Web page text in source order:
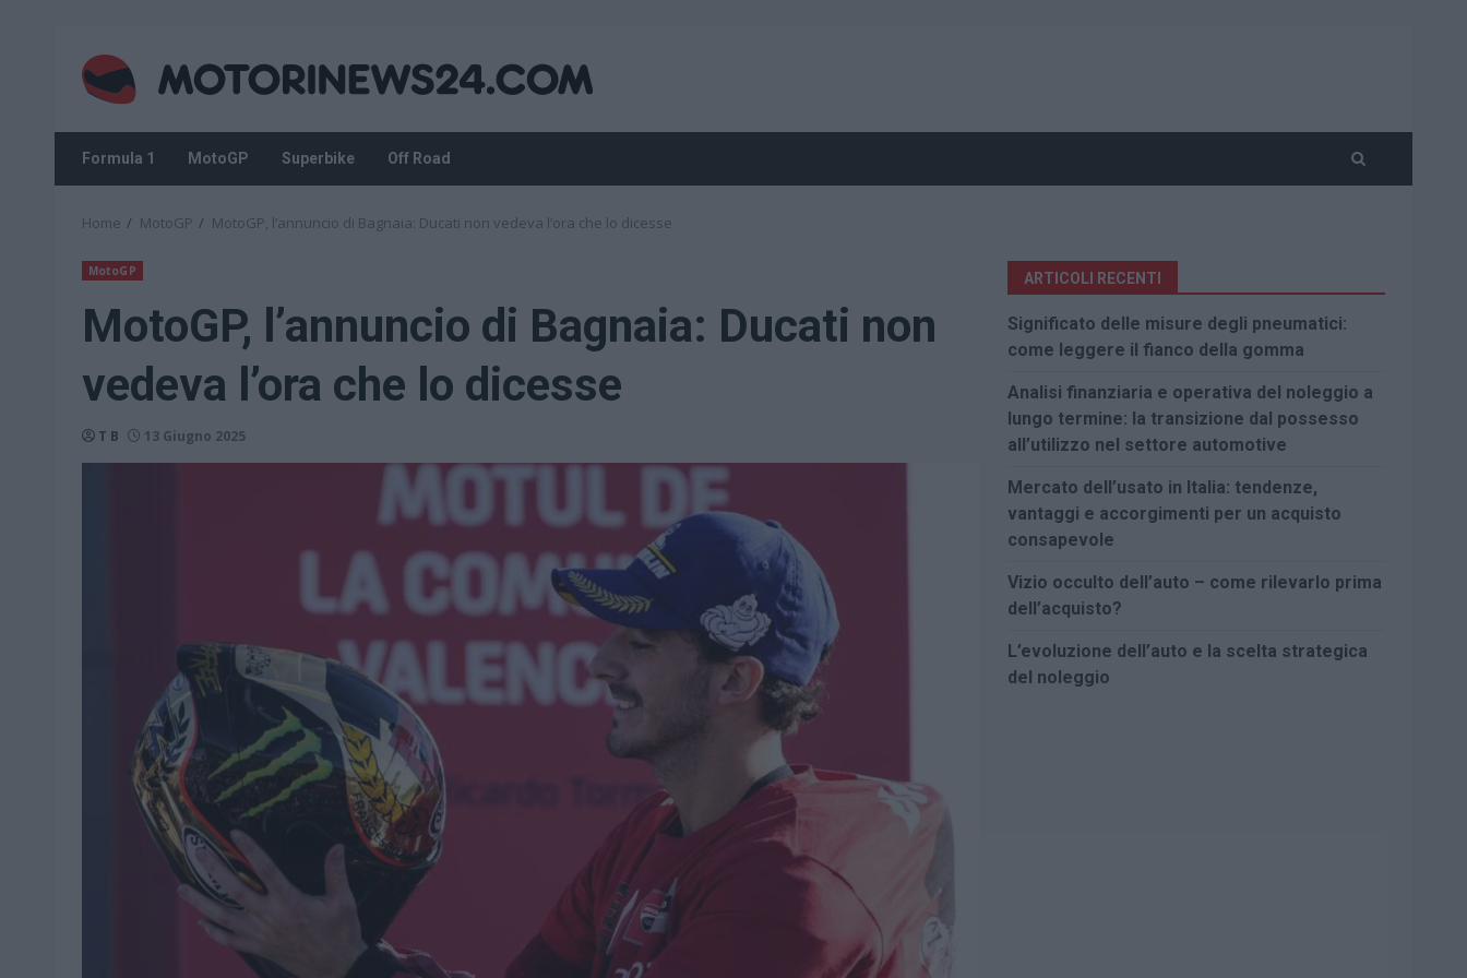
content
Formula 1 MotoGP Superbike Off Road
Home MotoGP MotoGP, l’annuncio di Bagnaia: Ducati non vedeva l’ora che lo dicesse
MotoGP
MotoGP, l’annuncio di Bagnaia: Ducati non
vedeva l’ora che lo dicesse
T B 13 Giugno 2025
ARTICOLI RECENTI
Significato delle misure degli pneumatici:
come leggere il fianco della gomma
Analisi finanziaria e operativa del noleggio a
lungo termine: la transizione dal possesso
all’utilizzo nel settore automotive
Mercato dell’usato in Italia: tendenze,
vantaggi e accorgimenti per un acquisto
consapevole
Vizio occulto dell’auto – come rilevarlo prima
dell’acquisto?
L’evoluzione dell’auto e la scelta strategica
del noleggio